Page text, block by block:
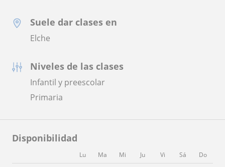
Suele dar clases en
Elche
Niveles de las clases
Infantil y preescolar
Primaria
Disponibilidad
Lu Ma Mi Ju Vi Sá Do